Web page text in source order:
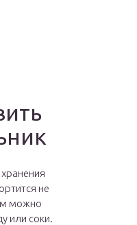
не
можно
или соки.